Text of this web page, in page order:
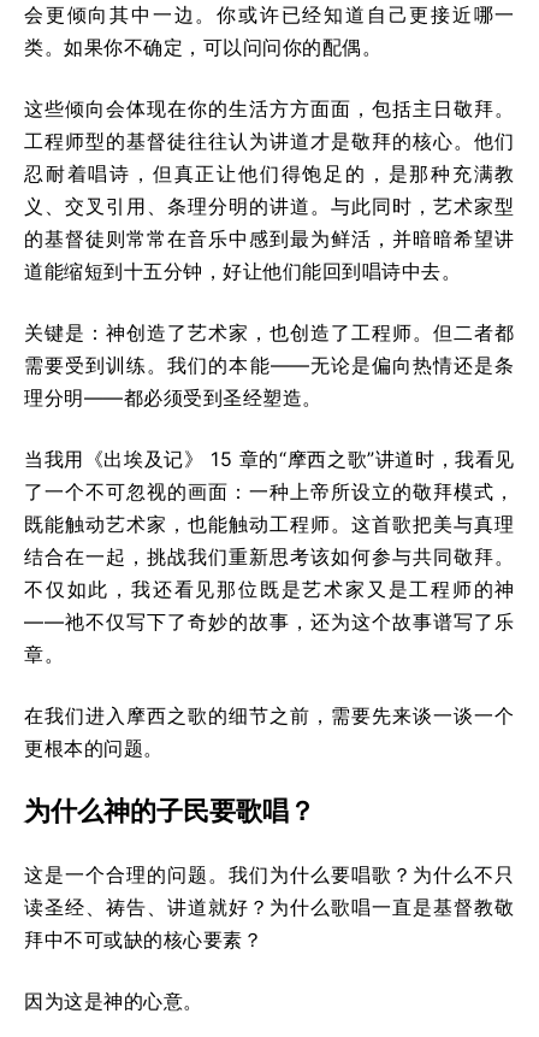
会更倾向其中一边。你或许已经知道自己更接近哪一
类。如果你不确定，可以问问你的配偶。
这些倾向会体现在你的生活方方面面，包括主日敬拜。
工程师型的基督徒往往认为讲道才是敬拜的核心。他们
忍耐着唱诗，但真正让他们得饱足的，是那种充满教
义、交叉引用、条理分明的讲道。与此同时，艺术家型
的基督徒则常常在音乐中感到最为鲜活，并暗暗希望讲
道能缩短到十五分钟，好让他们能回到唱诗中去。
关键是：神创造了艺术家，也创造了工程师。但二者都
需要受到训练。我们的本能——无论是偏向热情还是条
理分明——都必须受到圣经塑造。
当我用《出埃及记》 15 章的“摩西之歌”讲道时，我看见
了一个不可忽视的画面：一种上帝所设立的敬拜模式，
既能触动艺术家，也能触动工程师。这首歌把美与真理
结合在一起，挑战我们重新思考该如何参与共同敬拜。
不仅如此，我还看见那位既是艺术家又是工程师的神
——祂不仅写下了奇妙的故事，还为这个故事谱写了乐
章。
在我们进入摩西之歌的细节之前，需要先来谈一谈一个
更根本的问题。
为什么神的子民要歌唱？
这是一个合理的问题。我们为什么要唱歌？为什么不只
读圣经、祷告、讲道就好？为什么歌唱一直是基督教敬
拜中不可或缺的核心要素？
因为这是神的心意。